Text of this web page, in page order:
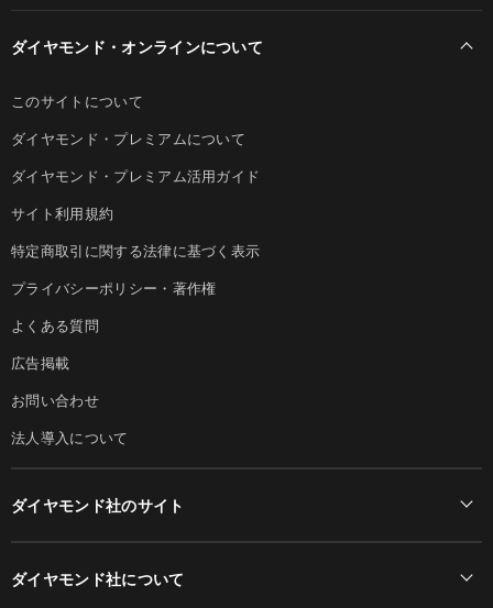
ダイヤモンド・オンラインについて
このサイトについて
ダイヤモンド・プレミアムについて
ダイヤモンド・プレミアム活用ガイド
サイト利用規約
特定商取引に関する法律に基づく表示
プライバシーポリシー・著作権
よくある質問
広告掲載
お問い合わせ
法人導入について
ダイヤモンド社のサイト
ダイヤモンド社について